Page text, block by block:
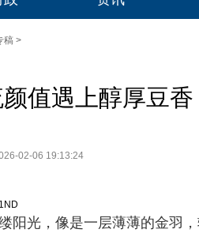
稿 >
值遇上醇厚豆
02-06 19:13:24
阳光，像是一层薄薄的金羽